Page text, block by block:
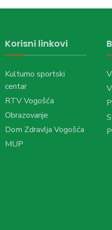
Korisni linkovi
Kulturno sportski
centar
RTV Vogošća
Obrazovanje
Dom Zdravlja Vogošća
MUP